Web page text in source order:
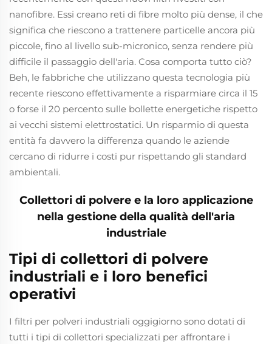
nanofibre. Essi creano reti di fibre molto più dense, il che
significa che riescono a trattenere particelle ancora più
piccole, fino al livello sub-micronico, senza rendere più
difficile il passaggio dell'aria. Cosa comporta tutto ciò?
Beh, le fabbriche che utilizzano questa tecnologia più
recente riescono effettivamente a risparmiare circa il 15
o forse il 20 percento sulle bollette energetiche rispetto
ai vecchi sistemi elettrostatici. Un risparmio di questa
entità fa davvero la differenza quando le aziende
cercano di ridurre i costi pur rispettando gli standard
ambientali.
Collettori di polvere e la loro applicazione
nella gestione della qualità dell'aria
industriale
Tipi di collettori di polvere
industriali e i loro benefici
operativi
I filtri per polveri industriali oggigiorno sono dotati di
tutti i tipi di collettori specializzati per affrontare i